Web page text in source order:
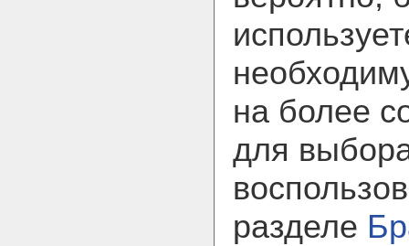
на более
для
разделе